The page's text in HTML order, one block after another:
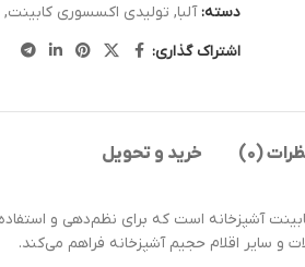
دسته: آلبا, تولیدی اکسسوری کابینت,
اشتراک گذاری:
(0) خرید و تحویل
و سایر اقلام حجیم آشپزخانه فراهم می‌کند.